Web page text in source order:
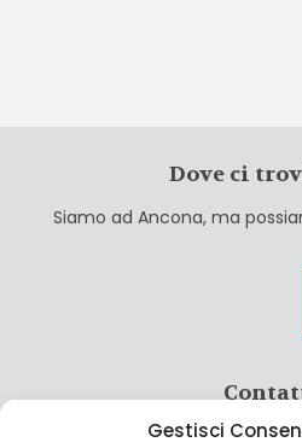
Gestisci
Dove ci
Siamo ad Ancona, ma